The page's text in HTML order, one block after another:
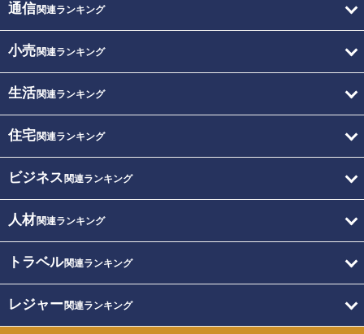
通信関連ランキング
小売関連ランキング
生活関連ランキング
住宅関連ランキング
ビジネス 関連ランキング
人材関連ランキング
トラベル関連ランキング
レジャー関連ランキング